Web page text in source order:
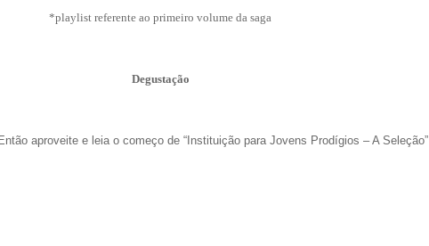
*playlist referente ao primeiro volume da saga
Degustação
aproveite e leia o começo de “Instituição para Jovens Prodígios – A Seleção”